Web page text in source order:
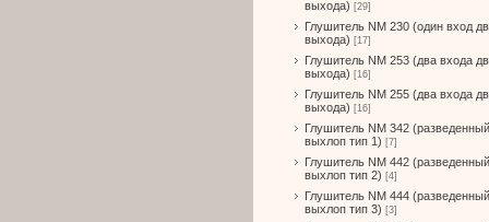
выхода) [29]
Глушитель NM 230 (один вход
выхода) [17]
Глушитель NM 253 (два входа
выхода) [16]
Глушитель NM 255 (два входа
выхода) [16]
Глушитель NM 342 (разведенный
выхлоп тип 1) [7]
Глушитель NM 442 (разведенный
выхлоп тип 2) [4]
Глушитель NM 444 (разведенный
выхлоп тип 3) [3]